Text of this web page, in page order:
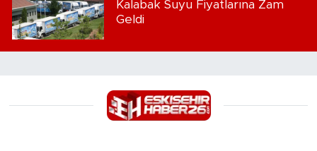
Kalabak Suyu Fiyatlarına Zam
Geldi